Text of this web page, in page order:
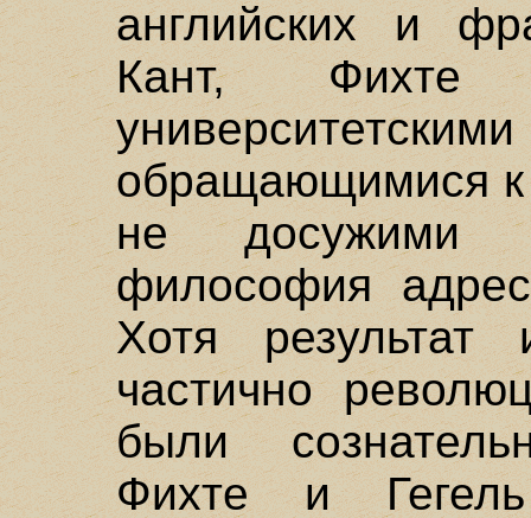
английских и
Кант,
обращающимися к
не досужими
философия
Хотя результат
частично
были
Фихте и